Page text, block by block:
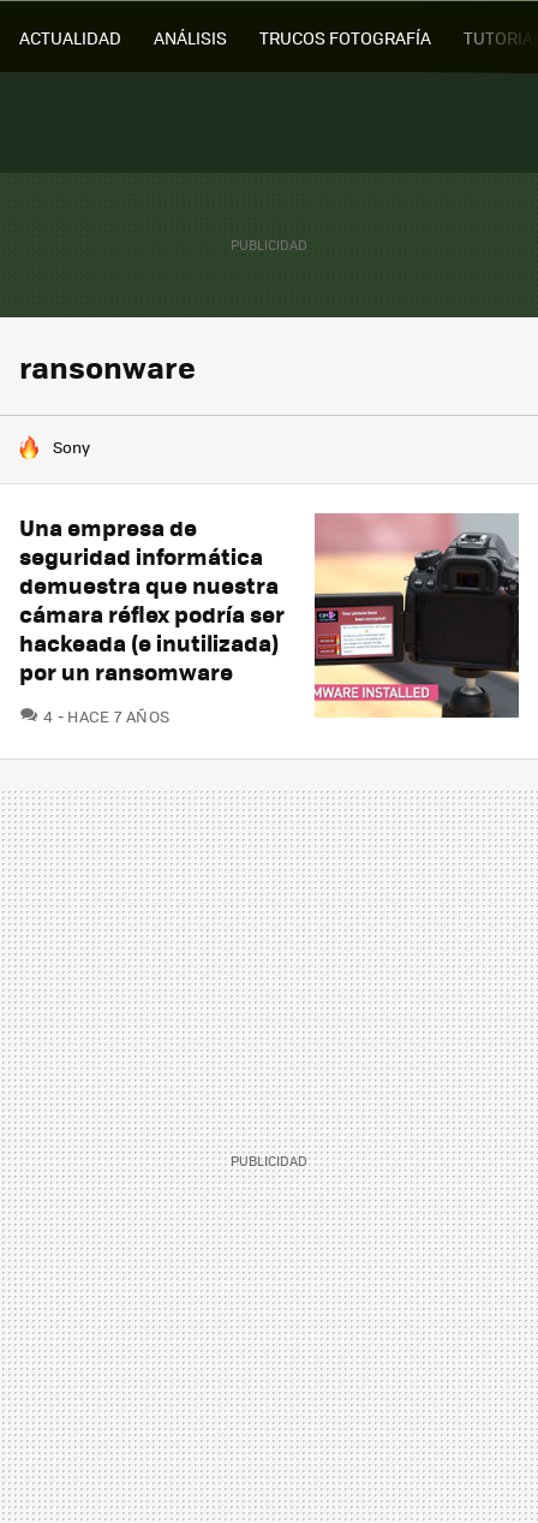
ACTUALIDAD ANÁLISIS TRUCOS FOTOGRAFÍA
ransonware
HOY SE HABLA DE
Sony
Una empresa de
seguridad informática
demuestra que nuestra
cámara réflex podría ser
hackeada (e inutilizada)
por un ransomware
4 COMENTARIOS
HACE 7 AÑOS